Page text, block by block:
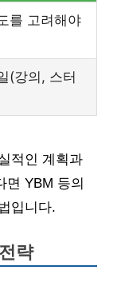
를 고려해야
(강의, 스터
적인 계획과
면 YBM 등의
입니다.
략